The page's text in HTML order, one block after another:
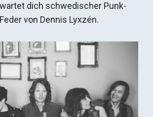
dich schwedischer Punk-
von Dennis Lyxzén.